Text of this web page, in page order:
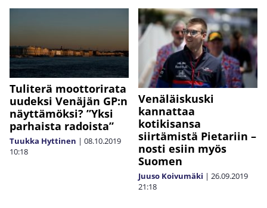
Tuliterä moottorirata
uudeksi Venäjän GP:n
näyttämöksi? ”Yksi
parhaista radoista”
Tuukka Hyttinen | 08.10.2019
10:18
Venäläiskuski
kannattaa
kotikisansa
siirtämistä Pietariin –
nosti esiin myös
Suomen
Juuso Koivumäki | 26.09.2019
21:18